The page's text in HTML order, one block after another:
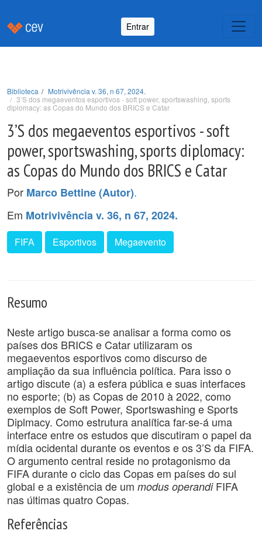
Entrar
Biblioteca
Motrivivência v. 36, n 67, 2024.
3’S dos megaeventos esportivos - soft power, sportswashing, sports
diplomacy: as Copas do Mundo dos BRICS e Catar
3’S dos megaeventos esportivos - soft
power, sportswashing, sports diplomacy:
as Copas do Mundo dos BRICS e Catar
Por Marco Bettine (Autor).
Em Motrivivência v. 36, n 67, 2024.
FIFA Esportivos Megaevento
Resumo
Neste artigo busca-se analisar a forma como os
países dos BRICS e Catar utilizaram os
megaeventos esportivos como discurso de
ampliação da sua influência política. Para isso o
artigo discute (a) a esfera pública e suas interfaces
no esporte; (b) as Copas de 2010 à 2022, como
exemplos de Soft Power, Sportswashing e Sports
Diplmacy. Como estrutura analítica far-se-á uma
interface entre os estudos que discutiram o papel da
mídia ocidental durante os eventos e os 3’S da FIFA.
O argumento central reside no protagonismo da
FIFA durante o ciclo das Copas em países do sul
global e a existência de um modus operandiFIFA
nas últimas quatro Copas.
Referências